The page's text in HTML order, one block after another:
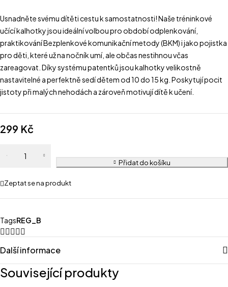
Usnadněte svému dítěti cestu k samostatnosti! Naše tréninkové
učící kalhotky jsou ideální volbou pro období odplenkování,
praktikování Bezplenkové komunikační metody (BKM) i jako pojistka
pro děti, které už na nočník umí, ale občas nestihnou včas
zareagovat. Díky systému patentků jsou kalhotky velikostně
nastavitelné a perfektně sedí dětem od 10 do 15 kg. Poskytují pocit
jistoty při malých nehodách a zároveň motivují dítě k učení.
299 Kč
Přidat do košíku
Zeptat se na produkt
TagsREG_B
Další informace
Související produkty